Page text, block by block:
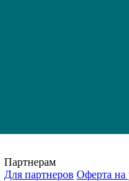
Партнерам
Для партнеров Оферта на